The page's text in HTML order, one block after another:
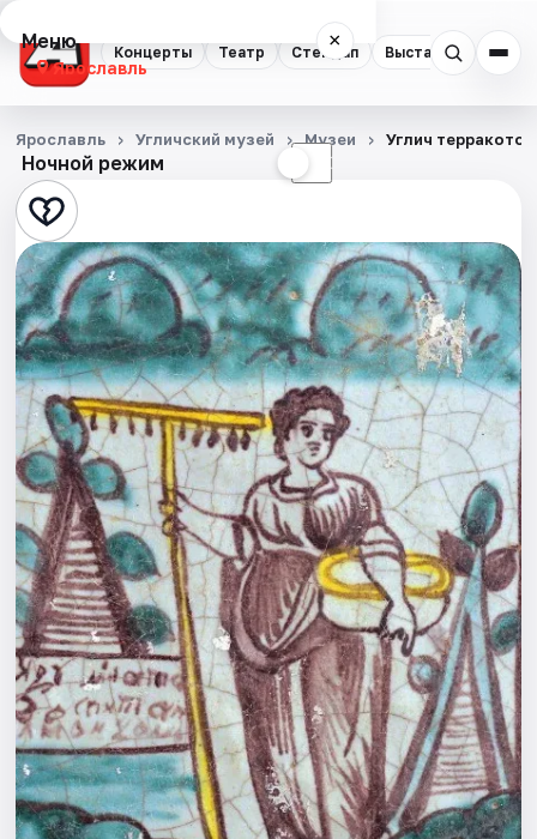
Концерты Театр Стендап Выставки
Меню ×
Ярославль
Концерты
Театр
Стендап
Выставки
Квесты
Экскурсии
События
Города
Площадки
Артисты
Рейтинги
Ночной режим ☾
Ярославль Угличский музей Музеи Углич